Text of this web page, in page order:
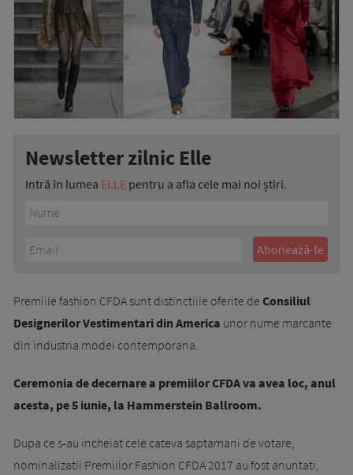
Newsletter zilnic Elle
Intră în lumea ELLE pentru a afla cele mai noi știri.
Premiile fashion CFDA sunt distinctiile oferite de Consiliul
Designerilor Vestimentari din America unor nume marcante
din industria modei contemporana.
Ceremonia de decernare a premiilor CFDA va avea loc, anul
acesta, pe 5 iunie, la Hammerstein Ballroom.
Dupa ce s-au incheiat cele cateva saptamani de votare,
nominalizatii Premiilor Fashion CFDA 2017 au fost anuntati,